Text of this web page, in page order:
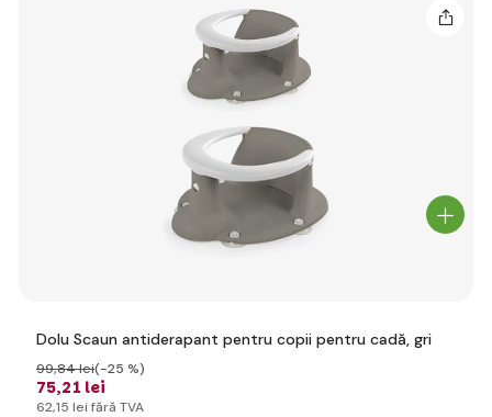
Dolu Scaun antiderapant pentru copii pentru cadă, gri
75,21 lei
99,84 lei(-25 %)
62,15 lei fără TVA